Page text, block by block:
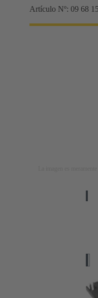
Artículo Nº: 09 68